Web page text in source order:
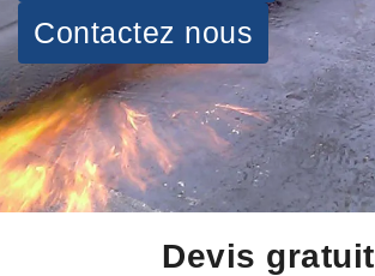
Contactez nous
Devis gratuit